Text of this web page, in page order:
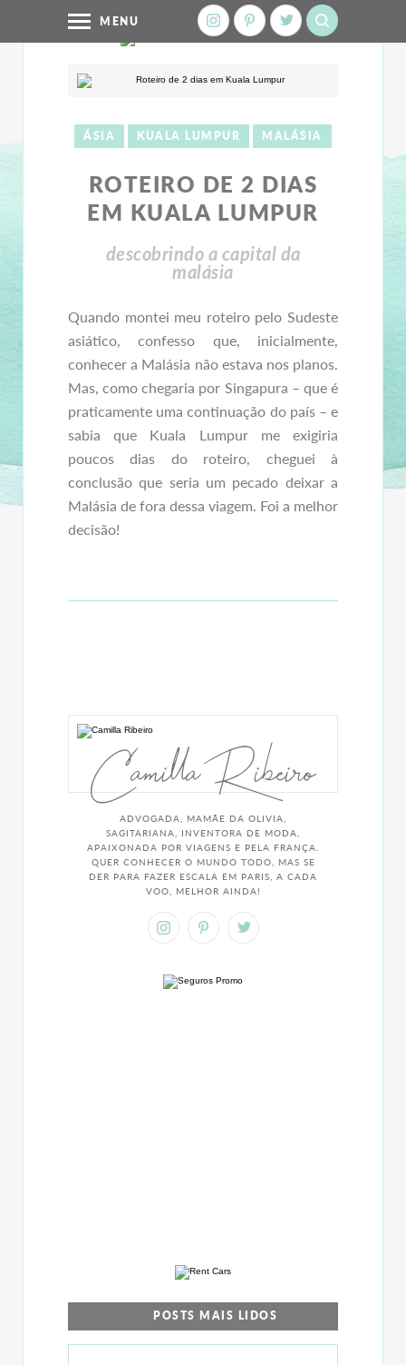
MENU
ÁSIA KUALA LUMPUR MALÁSIA
ROTEIRO DE 2 DIAS
EM KUALA LUMPUR
descobrindo a capital da
malásia
Quando montei meu roteiro pelo Sudeste
asiático, confesso que, inicialmente,
conhecer a Malásia não estava nos planos.
Mas, como chegaria por Singapura – que é
praticamente uma continuação do país – e
sabia que Kuala Lumpur me exigiria
poucos dias do roteiro, cheguei à
conclusão que seria um pecado deixar a
Malásia de fora dessa viagem. Foi a melhor
decisão!
Camilla Ribeiro
ADVOGADA, MAMÃE DA OLIVIA,
SAGITARIANA, INVENTORA DE MODA,
APAIXONADA POR VIAGENS E PELA FRANÇA.
QUER CONHECER O MUNDO TODO, MAS SE
DER PARA FAZER ESCALA EM PARIS, A CADA
VOO, MELHOR AINDA!
POSTS MAIS LIDOS